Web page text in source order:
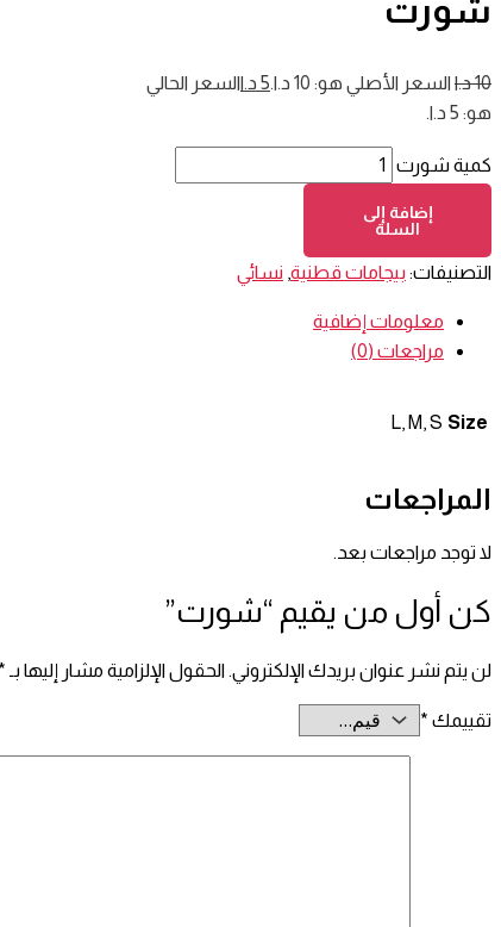
شورت
10د.ا السعر الأصلي هو: 10 د.ا. 5 د.االسعر الحالي
هو: 5 د.ا.
كمية شورت
إضافة إلى
السلة
التصنيفات: بيجامات قطنية, نسائي
معلومات إضافية
مراجعات (0)
Size
L, M, S
المراجعات
لا توجد مراجعات بعد.
كن أول من يقيم “شورت”
لن يتم نشر عنوان بريدك الإلكتروني. الحقول الإلزامية مشار إليها بـ *
تقييمك *